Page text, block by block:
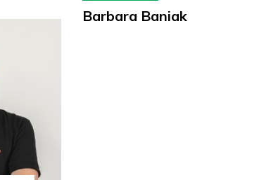
Barbara Baniak